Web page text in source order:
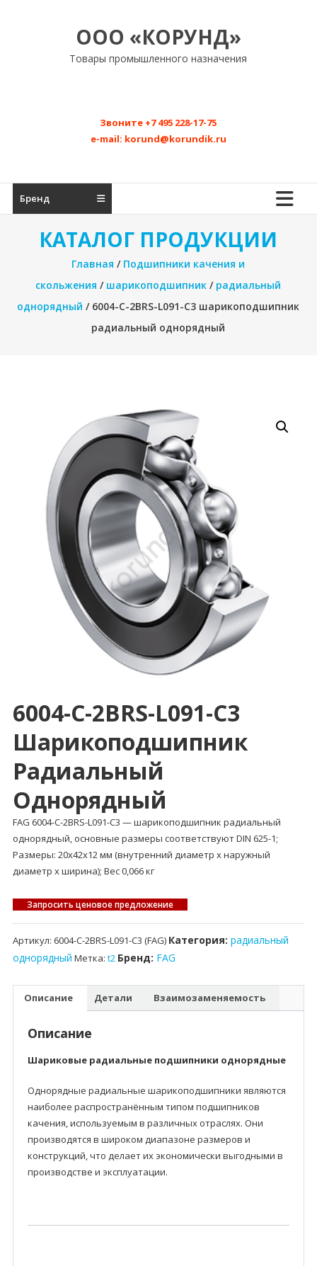
ООО «КОРУНД»
Товары промышленного назначения
Звоните +7 495 228-17-75
e-mail: korund@korundik.ru
Бренд
КАТАЛОГ ПРОДУКЦИИ
Главная / Подшипники качения и
скольжения / шарикоподшипник / радиальный
однорядный / 6004-C-2BRS-L091-C3 шарикоподшипник
радиальный однорядный
6004-C-2BRS-L091-C3
Шарикоподшипник
Радиальный
Однорядный
FAG 6004-C-2BRS-L091-C3 — шарикоподшипник радиальный
однорядный, основные размеры соответствуют DIN 625-1;
Размеры: 20x42x12 мм (внутренний диаметр x наружный
диаметр x ширина); Вес 0,066 кг
Запросить ценовое предложение
Артикул: 6004-C-2BRS-L091-C3 (FAG) Категория: радиальный
однорядный Метка: t2 Бренд: FAG
Описание Детали Взаимозаменяемость
Описание
Шариковые радиальные подшипники однорядные
Однорядные радиальные шарикоподшипники являются
наиболее распространённым типом подшипников
качения, используемым в различных отраслях. Они
производятся в широком диапазоне размеров и
конструкций, что делает их экономически выгодными в
производстве и эксплуатации.